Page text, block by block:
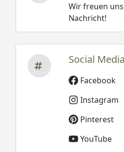
Wir freuen
Nachricht!
Social Media
Facebook
Instagram
Pinterest
YouTube